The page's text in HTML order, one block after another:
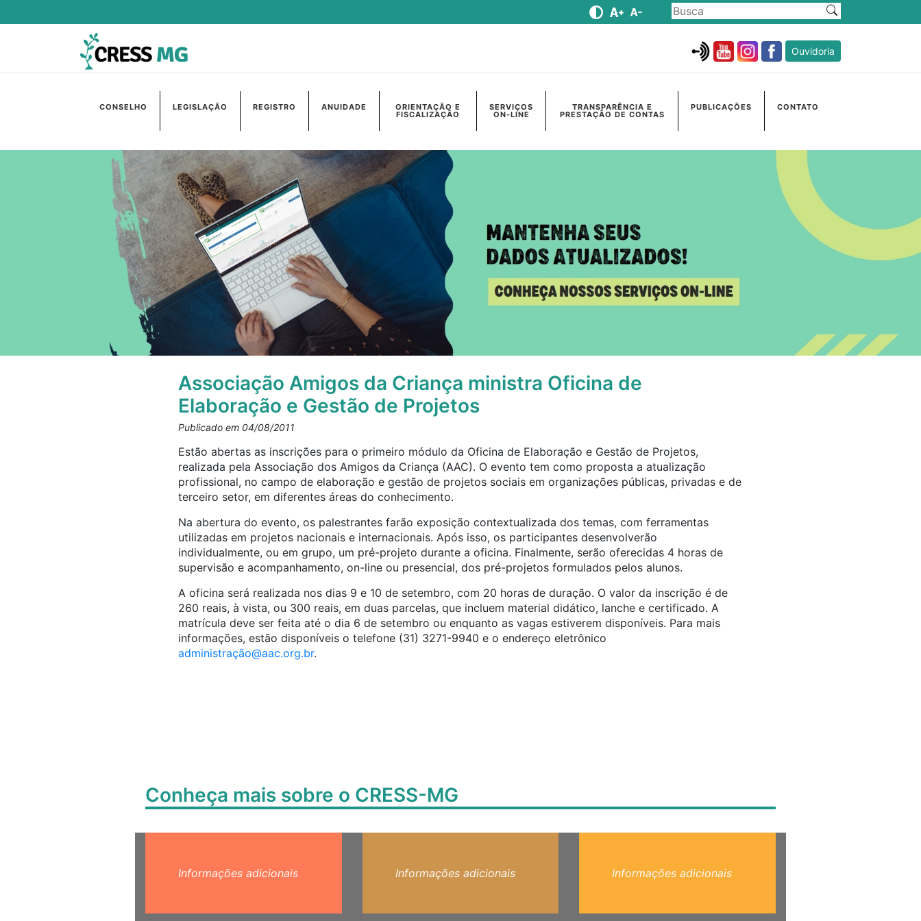
Ouvidoria
CONSELHO LEGISLAÇÃO REGISTRO ANUIDADE ORIENTAÇÃO E
FISCALIZAÇÃO
SERVIÇOS
ON-LINE
TRANSPARÊNCIA E
PRESTAÇÃO DE CONTAS
PUBLICAÇÕES CONTATO
Associação Amigos da Criança ministra Oficina de
Elaboração e Gestão de Projetos
Publicado em 04/08/2011
Estão abertas as inscrições para o primeiro módulo da Oficina de Elaboração e Gestão de Projetos,
realizada pela Associação dos Amigos da Criança (AAC). O evento tem como proposta a atualização
profissional, no campo de elaboração e gestão de projetos sociais em organizações públicas, privadas e de
terceiro setor, em diferentes áreas do conhecimento.
Na abertura do evento, os palestrantes farão exposição contextualizada dos temas, com ferramentas
utilizadas em projetos nacionais e internacionais. Após isso, os participantes desenvolverão
individualmente, ou em grupo, um pré-projeto durante a oficina. Finalmente, serão oferecidas 4 horas de
supervisão e acompanhamento, on-line ou presencial, dos pré-projetos formulados pelos alunos.
A oficina será realizada nos dias 9 e 10 de setembro, com 20 horas de duração. O valor da inscrição é de
260 reais, à vista, ou 300 reais, em duas parcelas, que incluem material didático, lanche e certificado. A
matrícula deve ser feita até o dia 6 de setembro ou enquanto as vagas estiverem disponíveis. Para mais
informações, estão disponíveis o telefone (31) 3271-9940 e o endereço eletrônico
administração@aac.org.br.
Conheça mais sobre o CRESS-MG
Informações adicionais Informações adicionais Informações adicionais